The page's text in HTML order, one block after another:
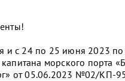
и с 24 по 25 июня 2023 по
морского порта
от 05.06.2023 №02/КП-